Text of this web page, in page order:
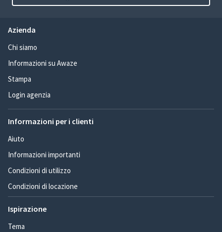
Azienda
Chi siamo
Informazioni su Awaze
Stampa
Login agenzia
Informazioni per i clienti
Aiuto
Informazioni importanti
Condizioni di utilizzo
Condizioni di locazione
Ispirazione
Tema